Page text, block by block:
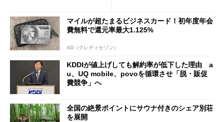
マイルが超たまるビジネスカード！初年度年会
費無料で還元率最大1.125%
AD（クレディセゾン）
KDDIが値上げしても解約率が低下した理由 a
u、UQ mobile、povoを循環させ「脱・販促
費競争」へ
全国の絶景ポイントにサウナ付きのシェア別荘
を展開